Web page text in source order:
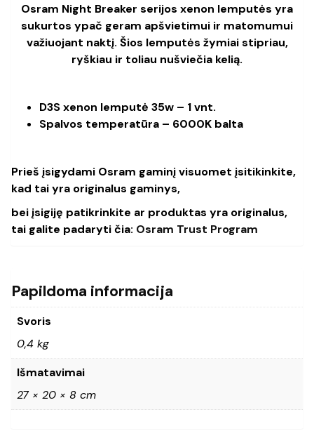
Osram Night Breaker serijos xenon lemputės yra
sukurtos ypač geram apšvietimui ir matomumui
važiuojant naktį. Šios lemputės žymiai stipriau,
ryškiau ir toliau nušviečia kelią.
D3S xenon lemputė 35w – 1 vnt.
Spalvos temperatūra – 6000K balta
Prieš įsigydami Osram gaminį visuomet įsitikinkite,
kad tai yra originalus gaminys,
bei įsigiję patikrinkite ar produktas yra originalus,
tai galite padaryti čia: Osram Trust Program
Papildoma informacija
Svoris
0,4 kg
Išmatavimai
27 × 20 × 8 cm